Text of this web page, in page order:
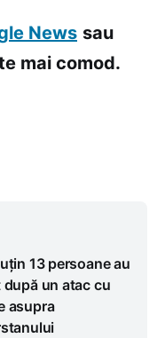
News sau
mai comod.
13 persoane au
după un atac cu
asupra